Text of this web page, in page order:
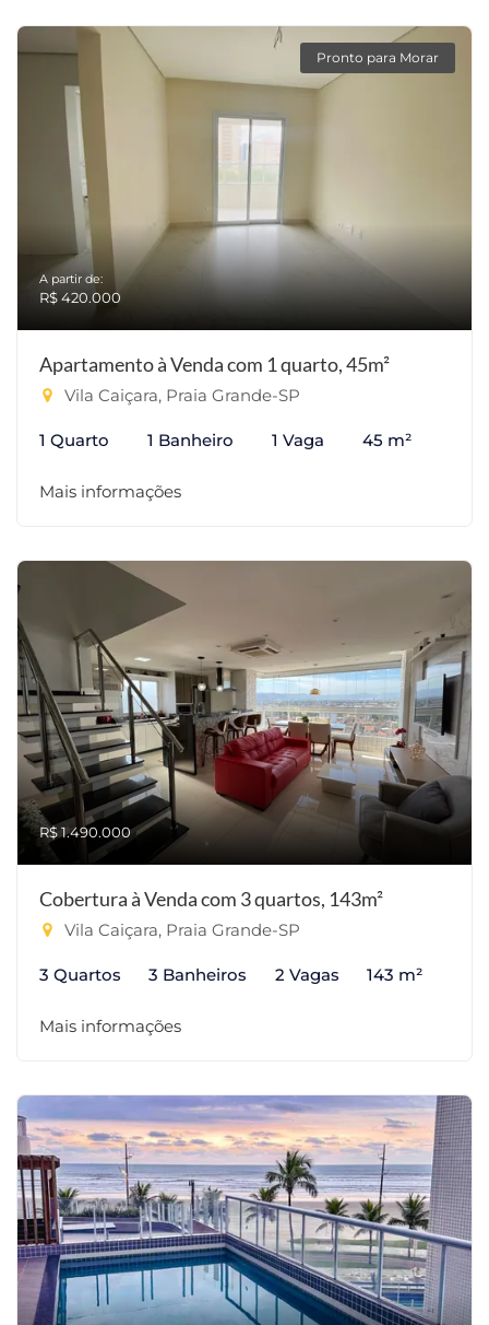
Pronto para Morar
A partir de:
R$ 420.000
Apartamento à Venda com 1 quarto, 45m²
Vila Caiçara, Praia Grande-SP
1 Quarto 1 Banheiro 1 Vaga 45 m²
Mais informações
R$ 1.490.000
Cobertura à Venda com 3 quartos, 143m²
Vila Caiçara, Praia Grande-SP
3 Quartos 3 Banheiros 2 Vagas 143 m²
Mais informações